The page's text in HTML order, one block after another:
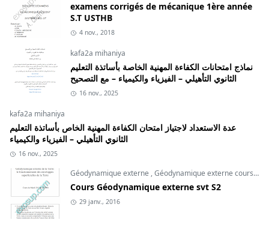
examens corrigés de mécanique 1ère année
S.T USTHB
4 nov., 2018
kafa2a mihaniya
نماذج امتحانات الكفاءة المهنية الخاصة بأساتذة التعليم
الثانوي التأهيلي – الفيزياء والكيمياء – مع التصحيح
16 nov., 2025
kafa2a mihaniya
عدة الاستعداد لاجتياز امتحان الكفاءة المهنية الخاص بأساتذة التعليم
الثانوي التأهيلي – الفيزياء والكيمياء
16 nov., 2025
Géodynamique externe ,Géodynamique externe cours ,
Cours Géodynamique externe svt S2
29 janv., 2016